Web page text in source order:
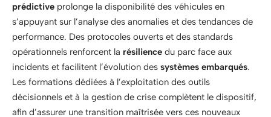
prédictive prolonge la disponibilité des véhicules en
s’appuyant sur l’analyse des anomalies et des tendances de
performance. Des protocoles ouverts et des standards
opérationnels renforcent la résilience du parc face aux
incidents et facilitent l’évolution des systèmes embarqués.
Les formations dédiées à l’exploitation des outils
décisionnels et à la gestion de crise complètent le dispositif,
afin d’assurer une transition maîtrisée vers ces nouveaux